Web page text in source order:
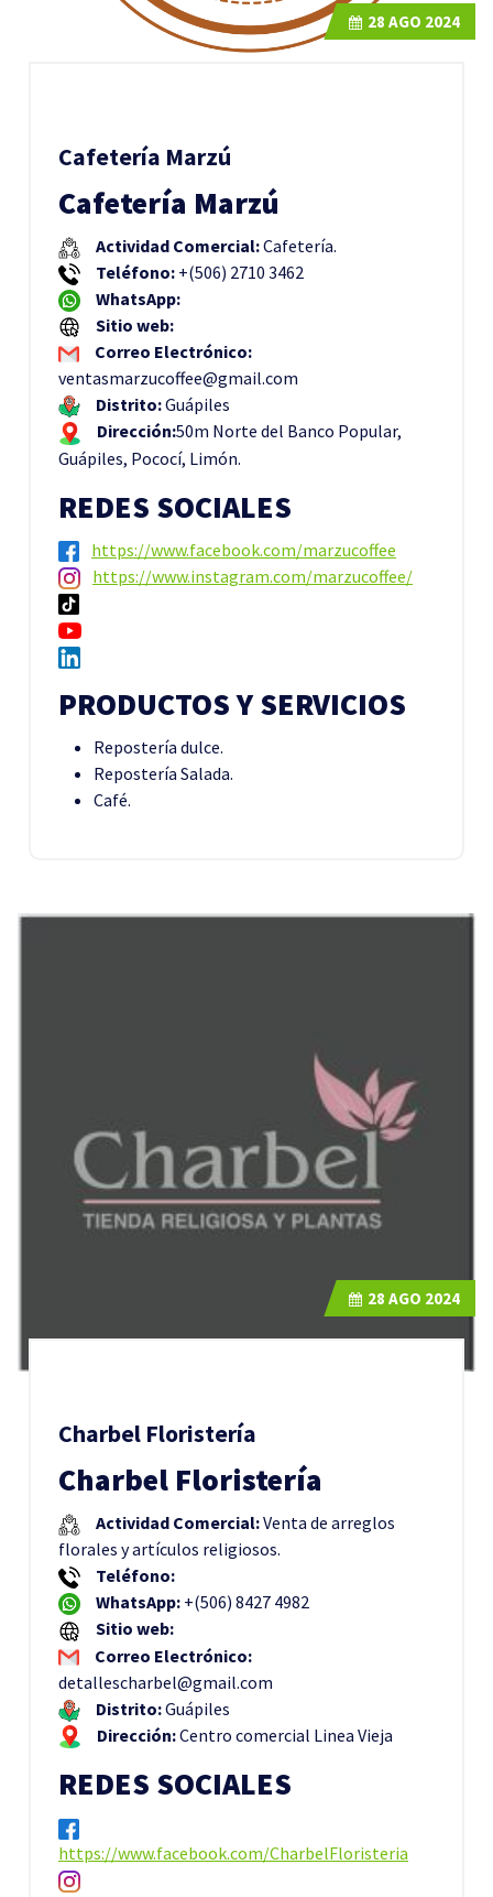
Cafetería Marzú
28 AGO 2024
Cafetería Marzú
Actividad Comercial:Cafetería.
Teléfono: +(506) 2710 3462
WhatsApp:
Sitio web:
Correo Electrónico:
ventasmarzucoffee@gmail.com
Distrito:Guápiles
Dirección:50m Norte del Banco Popular,
Guápiles, Pococí, Limón.
REDES SOCIALES
https://www.facebook.com/marzucoffee
https://www.instagram.com/marzucoffee/
PRODUCTOS Y SERVICIOS
Repostería dulce.
Repostería Salada.
Café.
Charbel Floristería
28 AGO 2024
Charbel Floristería
Actividad Comercial:Venta de arreglos
florales y artículos religiosos.
Teléfono:
WhatsApp: +(506) 8427 4982
Sitio web:
Correo Electrónico:
detallescharbel@gmail.com
Distrito:Guápiles
Dirección:Centro comercial Linea Vieja
REDES SOCIALES
https://www.facebook.com/CharbelFloristeria